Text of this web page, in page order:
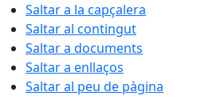
Saltar a la capçalera
Saltar al contingut
Saltar a documents
Saltar a enllaços
Saltar al peu de pàgina